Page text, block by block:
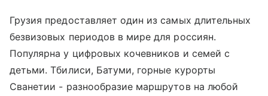
Грузия предоставляет один из самых длительных
безвизовых периодов в мире для россиян.
Популярна у цифровых кочевников и семей с
детьми. Тбилиси, Батуми, горные курорты
Сванетии - разнообразие маршрутов на любой